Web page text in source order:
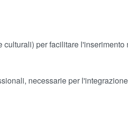
per facilitare l'inserimento
necessarie per